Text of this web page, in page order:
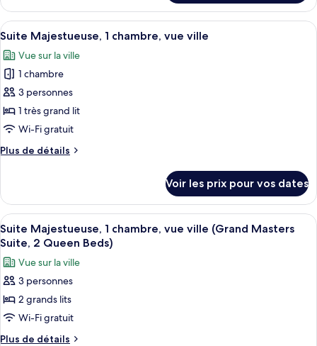
très
grand
lit,
vue
ville
le
type
de
Suite,
grand
lit,
vue
ville
Afficher
toutes
les
photos
pour
ce
type
chambre :
chambre,
vue
ville
Un salon moderne avec un canapé,
2
Suite Majestueuse, 1 chambre, vue ville
Vue sur la ville
1 chambre
3 personnes
1 très grand lit
Wi-Fi gratuit
Plus de détails
Plus
le
type
de
chambre
Majestueuse,
chambre,
vue
ville
Voir les prix pour vos dates
Afficher
toutes
les
photos
pour
ce
type
de
Une chambre d’hôtel avec deux
2
Suite Majestueuse, 1 chambre, vue ville (Grand Masters
Suite, 2 Queen Beds)
Vue sur la ville
3 personnes
2 grands lits
Wi-Fi gratuit
Plus de détails
Plus